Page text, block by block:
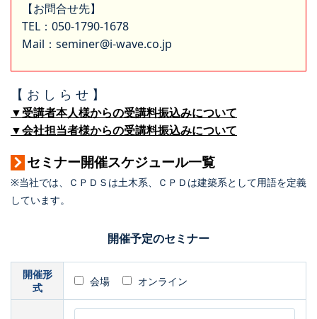
【お問合せ先】
TEL：050-1790-1678
Mail：seminer@i-wave.co.jp
【 お し ら せ 】
▼受講者本人様からの受講料振込みについて
▼会社担当者様からの受講料振込みについて
セミナー開催スケジュール一覧
※当社では、ＣＰＤＳは土木系、ＣＰＤは建築系として用語を定義
しています。
開催予定のセミナー
開催形
式
会場 オンライン